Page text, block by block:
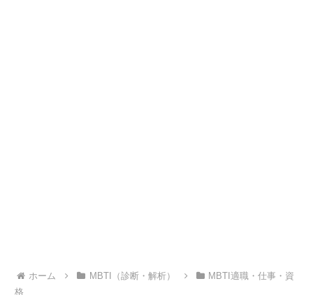
ホーム MBTI（診断・解析）
MBTI適職・仕事・資
格